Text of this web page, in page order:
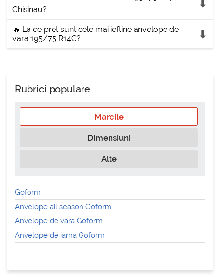
Chisinau?
🔥 La ce pret sunt cele mai ieftine anvelope de
vara 195/75 R14C?
Rubrici populare
Marcile
Dimensiuni
Alte
Goform
Anvelope all season Goform
Anvelope de vara Goform
Anvelope de iarna Goform